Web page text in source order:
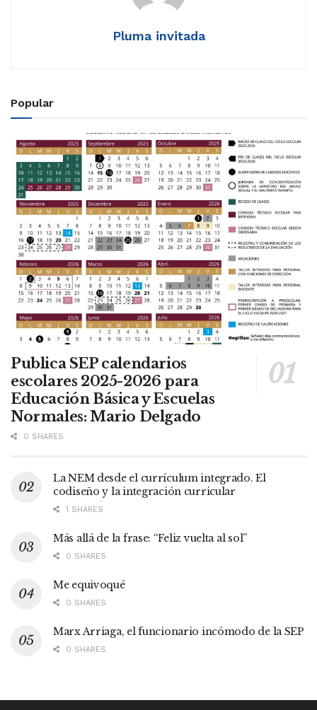
Pluma invitada
Popular
Publica SEP calendarios
escolares 2025-2026 para
Educación Básica y Escuelas
Normales: Mario Delgado
0 SHARES
La NEM desde el currículum integrado. El
codiseño y la integración curricular
1 SHARES
Más allá de la frase: “Feliz vuelta al sol”
0 SHARES
Me equivoqué
0 SHARES
Marx Arriaga, el funcionario incómodo de la SEP
0 SHARES